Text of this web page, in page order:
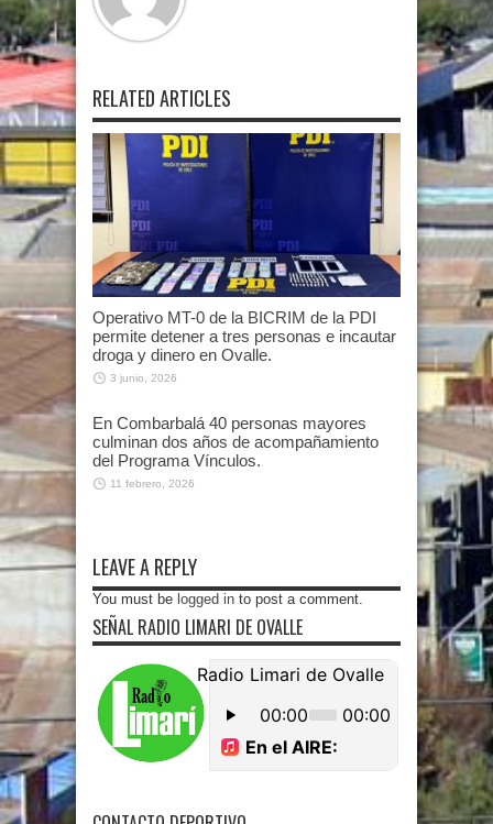
RELATED ARTICLES
Operativo MT-0 de la BICRIM de la PDI
permite detener a tres personas e incautar
droga y dinero en Ovalle.
3 junio, 2026
En Combarbalá 40 personas mayores
culminan dos años de acompañamiento
del Programa Vínculos.
11 febrero, 2026
LEAVE A REPLY
You must be logged in to post a comment.
SEÑAL RADIO LIMARI DE OVALLE